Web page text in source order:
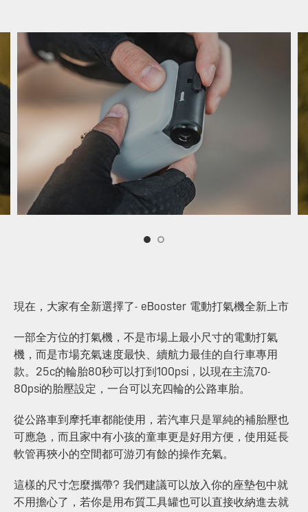
現在，大家有全新選擇了- eBooster 電動打氣機全新上市
一部全方位的打氣機，不是市場上最小尺寸的電動打氣
機，而是市場充氣速度最快、續航力最佳的自行車專用
款。25c的輪胎80秒可以打到100psi，以現在主流70-
80psi的胎壓設定，一台可以充四輪的公路車胎。
從公路車到摩托車都能使用，若汽車只是單純的補胎壓也
可應急，而且家中有小孩的童車更是好用方便，使用延長
軟管再狹小的空間都可游刃有餘的操作充氣。
這樣的尺寸怎麼攜帶? 我們建議可以放入你的座墊包中就
不用擔心了，若你是用布質工具罐也可以直接收納進去就